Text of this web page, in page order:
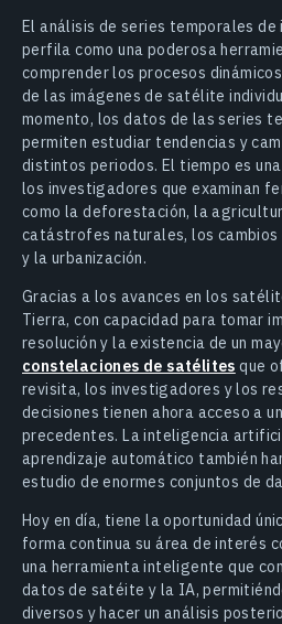
El análisis de series temporales
perfila como una poderosa
comprender los procesos
de las imágenes de satélite
momento, los datos de las series
permiten estudiar tendencias y
distintos periodos. El tiempo es
los investigadores que examinan
como la deforestación, la
catástrofes naturales, los cambios
y la urbanización.
Gracias a los avances en los
Tierra, con capacidad para tomar
resolución y la existencia de un
constelaciones de satélites que
revisita, los investigadores y los
decisiones tienen ahora acceso a
precedentes. La inteligencia
aprendizaje automático también
estudio de enormes conjuntos de
Hoy en día, tiene la oportunidad
forma continua su área de interés
una herramienta inteligente que
datos de satéite y la IA,
diversos y hacer un análisis